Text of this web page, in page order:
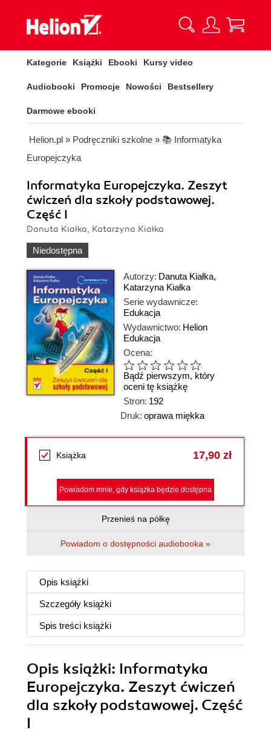
Kategorie Książki Ebooki Kursy video
Audiobooki Promocje Nowości Bestsellery
Darmowe ebooki
Helion.pl » Podręczniki szkolne » 📚 Informatyka
Europejczyka
Informatyka Europejczyka. Zeszyt
ćwiczeń dla szkoły podstawowej.
Część I
Danuta Kiałka, Katarzyna Kiałka
Niedostępna
Autorzy: Danuta Kiałka,
Katarzyna Kiałka
Serie wydawnicze:
Edukacja
Wydawnictwo: Helion
Edukacja
Ocena:
Bądź pierwszym, który
oceni tę książkę
Stron: 192
Druk: oprawa miękka
Książka 17,90 zł
Powiadom mnie, gdy książka będzie dostępna
Przenieś na półkę
Powiadom o dostępności audiobooka »
Opis książki
Szczegóły książki
Spis treści książki
Opis książki: Informatyka
Europejczyka. Zeszyt ćwiczeń
dla szkoły podstawowej. Część
I